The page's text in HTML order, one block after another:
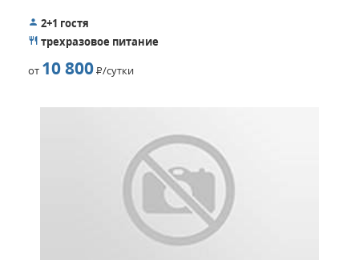
2+1 гостя
трехразовое питание
от 10 800Р/сутки